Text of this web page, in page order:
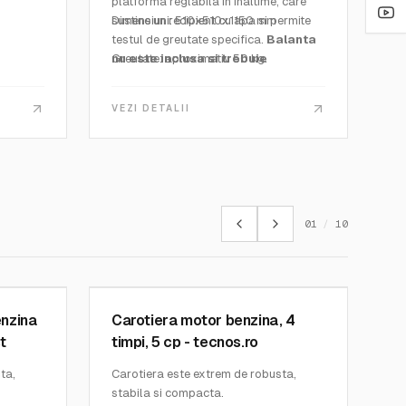
sustine un recipient cu apa si permite
testul de greutate specifica. Balanta
nu este inclusa si trebuie
Dimensiuni: 510x510x1150 mm
Greutate: aproximativ 50 kg.
VEZI DETALII
01 / 10
Carotiera motor benzina, 4
timpi, 5 cp - tecnos.ro
Carotiera este extrem de robusta,
stabila si compacta.